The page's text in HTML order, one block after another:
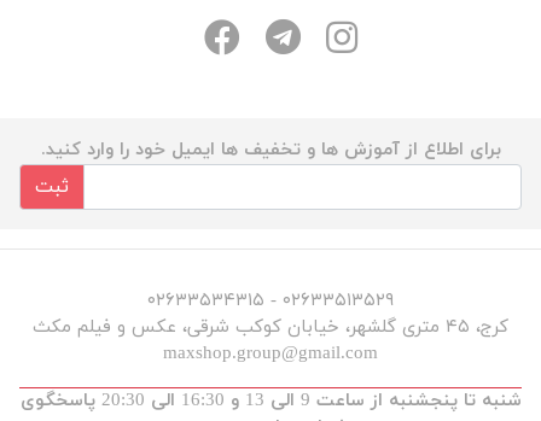
برای اطلاع از آموزش ها و تخفیف ها ایمیل خود را وارد کنید.
ثبت
۰۲۶۳۳۵۱۳۵۲۹ - ۰۲۶۳۳۵۳۴۳۱۵
کرج، ۴۵ متری گلشهر، خیابان کوکب شرقی، عکس و فیلم مکث
maxshop.group@gmail.com
شنبه تا پنجشنبه از ساعت 9 الی 13 و 16:30 الی 20:30 پاسخگوی